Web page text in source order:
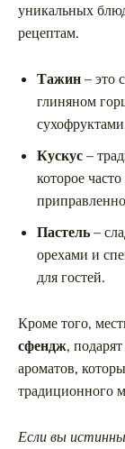
уникальных
рецептам.
Тажин– это
глиняном
Кускус–
которое
Пастель–
орехами и
для гостей.
Кроме того,
сфендж,
ароматов,
традиционного
Если вы